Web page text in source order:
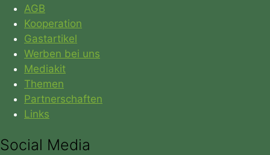
AGB
Kooperation
Gastartikel
Werben bei uns
Mediakit
Themen
Partnerschaften
Links
Social Media